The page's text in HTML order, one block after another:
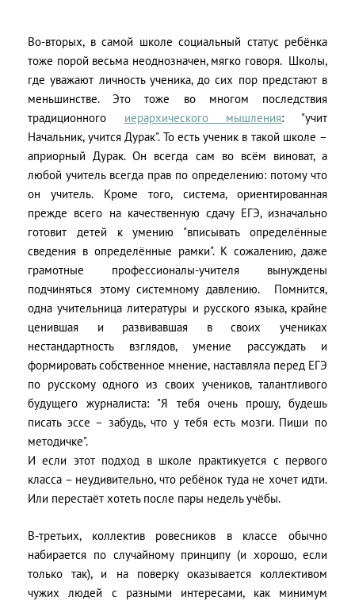
Во-вторых, в самой школе социальный статус ребёнка
тоже порой весьма неоднозначен, мягко говоря. Школы,
где уважают личность ученика, до сих пор предстают в
меньшинстве. Это тоже во многом последствия
традиционного иерархического мышления: "учит
Начальник, учится Дурак". То есть ученик в такой школе –
априорный Дурак. Он всегда сам во всём виноват, а
любой учитель всегда прав по определению: потому что
он учитель. Кроме того, система, ориентированная
прежде всего на качественную сдачу ЕГЭ, изначально
готовит детей к умению "вписывать определённые
сведения в определённые рамки". К сожалению, даже
грамотные профессионалы-учителя вынуждены
подчиняться этому системному давлению.
Помнится,
одна учительница литературы и русского языка, крайне
ценившая и развивавшая в своих учениках
нестандартность взглядов, умение рассуждать и
формировать собственное мнение, наставляла перед ЕГЭ
по русскому одного из своих учеников, талантливого
будущего журналиста: "Я тебя очень прошу, будешь
писать эссе – забудь, что у тебя есть мозги. Пиши по
методичке".
И если этот подход в школе практикуется с первого
класса – неудивительно, что ребёнок туда не хочет идти.
Или перестаёт хотеть после пары недель учёбы.
В-третьих, коллектив ровесников в классе обычно
набирается по случайному принципу (и хорошо, если
только так), и на поверку оказывается коллективом
чужих людей с разными интересами, как минимум